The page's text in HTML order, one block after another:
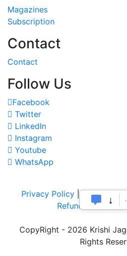
Magazines
Subscription
Contact
Contact
Follow Us
Facebook
Twitter
LinkedIn
Instagram
Youtube
WhatsApp
Privacy Policy |Terms of
Refund &
CopyRight - 2026 Krishi
Rights